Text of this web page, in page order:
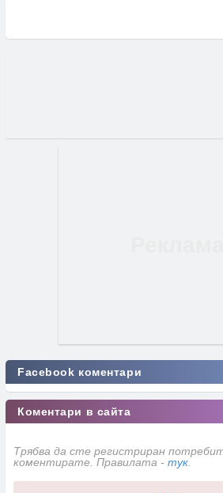
Facebook коментари
Коментари в сайта
Трябва да сте регистриран
коментирате. Правилата - тук